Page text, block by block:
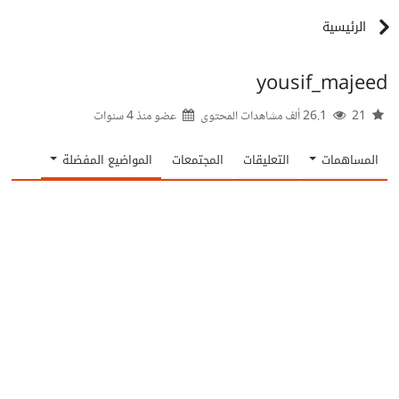
الرئيسية
yousif_majeed
عضو منذ4 سنوات
المساهمات التعليقات المجتمعات المواضيع المفضلة